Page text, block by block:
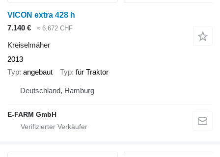
VICON extra 428 h
7.140 €
≈ 6.672 CHF
Kreiselmäher
2013
Typ angebaut Typ für Traktor
Deutschland, Hamburg
E-FARM GmbH